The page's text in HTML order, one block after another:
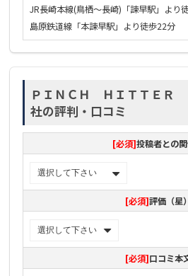
JR長崎本線(鳥栖〜長崎)「諫早駅」より
島原鉄道線「本諫早駅」より徒歩22分
ＰＩＮＣＨ ＨＩＴＴＥＲ
社の評判・口コミ
[必須]投稿者との
[必須]評価（星）
[必須]口コミ本